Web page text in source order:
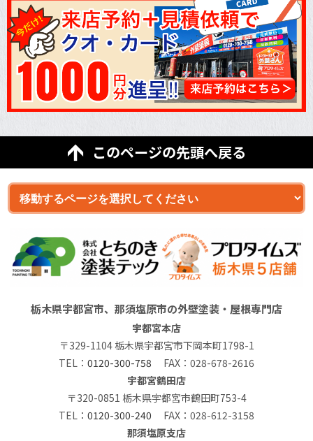
このページの先頭へ戻る
栃木県宇都宮市、那須塩原市の外壁塗装・屋根専門店
宇都宮本店
〒329-1104 栃木県宇都宮市下岡本町1798-1
TEL： 0120-300-758 FAX：028-678-2616
宇都宮鶴田店
〒320-0851 栃木県宇都宮市鶴田町753-4
TEL： 0120-300-240 FAX：028-612-3158
那須塩原支店